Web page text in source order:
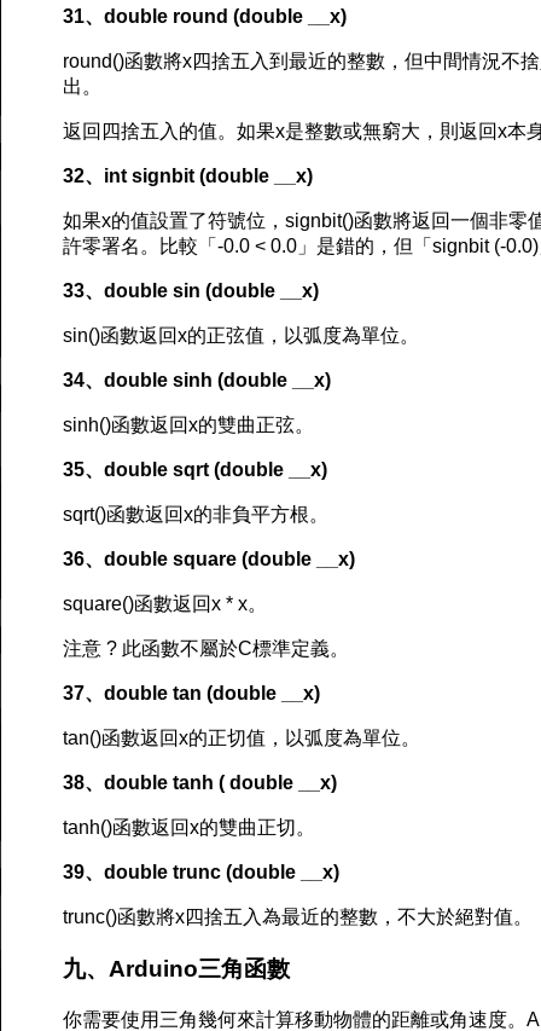
31、double round (double __x)
round()函數將x四捨五入到最近的整數，但中間情況不
出。
返回四捨五入的值。如果x是整數或無窮大，則返回x本
32、int signbit (double __x)
如果x的值設置了符號位，signbit()函數將返回一個非零
許零署名。比較「-0.0 < 0.0」是錯的，但「signbit (-
33、double sin (double __x)
sin()函數返回x的正弦值，以弧度為單位。
34、double sinh (double __x)
sinh()函數返回x的雙曲正弦。
35、double sqrt (double __x)
sqrt()函數返回x的非負平方根。
36、double square (double __x)
square()函數返回x * x。
注意 ? 此函數不屬於C標準定義。
37、double tan (double __x)
tan()函數返回x的正切值，以弧度為單位。
38、double tanh ( double __x)
tanh()函數返回x的雙曲正切。
39、double trunc (double __x)
trunc()函數將x四捨五入為最近的整數，不大於絕對值。
九、Arduino三角函數
你需要使用三角幾何來計算移動物體的距離或角速度。